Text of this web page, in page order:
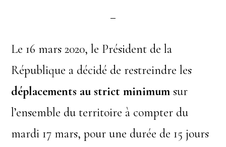
Le 16 mars 2020, le Président de la
République a décidé de restreindre les
déplacements au strict minimum sur
l’ensemble du territoire à compter du
mardi 17 mars, pour une durée de 15 jours